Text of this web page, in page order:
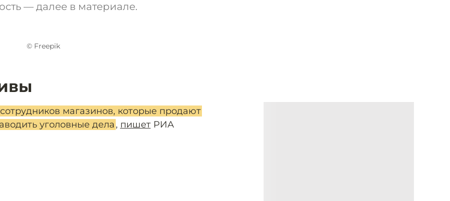
— далее в материале.
© Freepik
магазинов, которые продают
уголовные дела , пишетРИА